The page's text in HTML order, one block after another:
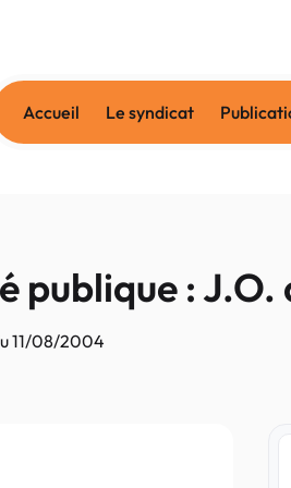
Accueil Le syndicat
publique :
11/08/2004